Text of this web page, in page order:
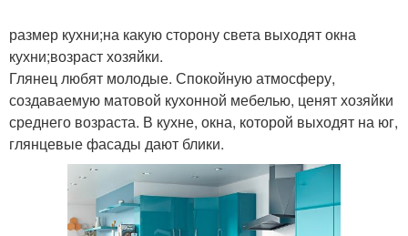
размер кухни;на какую сторону света выходят окна
кухни;возраст хозяйки.
Глянец любят молодые. Спокойную атмосферу,
создаваемую матовой кухонной мебелью, ценят хозяйки
среднего возраста. В кухне, окна, которой выходят на юг,
глянцевые фасады дают блики.